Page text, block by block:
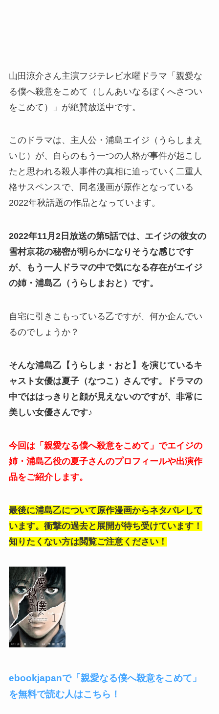
山田涼介さん主演フジテレビ水曜ドラマ「親愛な
る僕へ殺意をこめて（しんあいなるぼくへさつい
をこめて）」が絶賛放送中です。
このドラマは、主人公・浦島エイジ（うらしまえ
いじ）が、自らのもう一つの人格が事件が起こし
たと思われる殺人事件の真相に迫っていく二重人
格サスペンスで、同名漫画が原作となっている
2022年秋話題の作品となっています。
2022年11月2日放送の第5話では、エイジの彼女の
雪村京花の秘密が明らかになりそうな感じです
が、もう一人ドラマの中で気になる存在がエイジ
の姉・浦島乙（うらしまおと）です。
自宅に引きこもっている乙ですが、何か企んでい
るのでしょうか？
そんな浦島乙【うらしま・おと】を演じているキ
ャスト女優は夏子（なつこ）さんです。ドラマの
中でははっきりと顔が見えないのですが、非常に
美しい女優さんです♪
今回は「親愛なる僕へ殺意をこめて」でエイジの
姉・浦島乙役の夏子さんのプロフィールや出演作
品をご紹介します。
最後に浦島乙について原作漫画からネタバレして
います。衝撃の過去と展開が待ち受けています！
知りたくない方は閲覧ご注意ください！
ebookjapanで「親愛なる僕へ殺意をこめて」
を無料で読む人はこちら！